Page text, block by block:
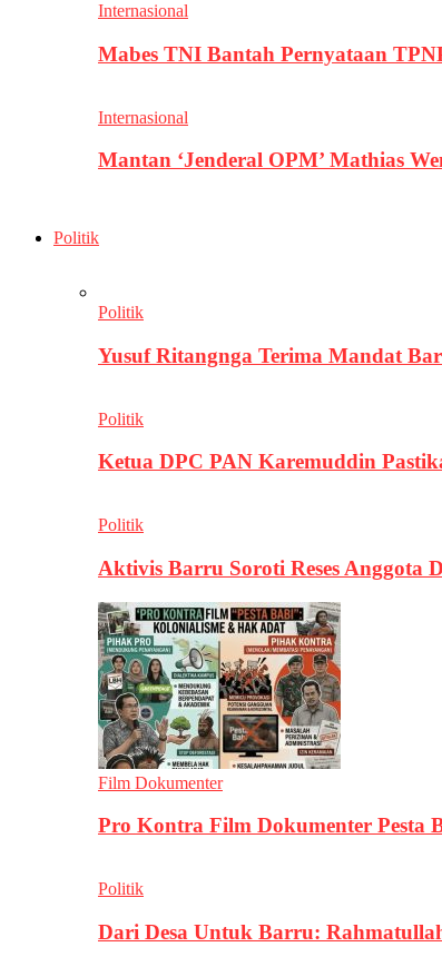
Internasional
Mabes TNI Bantah Pernyataan
Internasional
Mantan ‘Jenderal OPM’ Mathias
Politik
Politik
Yusuf Ritangnga Terima Mandat
Politik
Ketua DPC PAN Karemuddin
Politik
Aktivis Barru Soroti Reses
Film Dokumenter
Pro Kontra Film Dokumenter
Politik
Dari Desa Untuk Barru: